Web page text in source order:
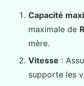
Capacité
maximale de
mère.
Vitesse :
supporte les